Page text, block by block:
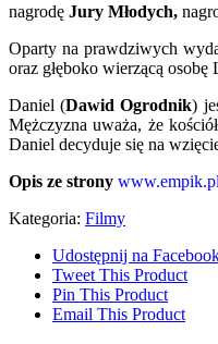
nagrodę Jury Młodych,
Oparty na prawdziwych
oraz głęboko wierzącą
Daniel (Dawid Ogrodnik)
Mężczyzna uważa, że
Daniel decyduje się na
Opis ze strony www.empik.pl
Kategoria: Filmy
Udostępnij na
Tweet This Product
Pin This Product
Email This Product